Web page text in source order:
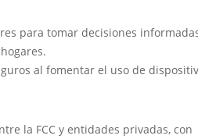
para tomar decisiones
al fomentar el uso de
la FCC y entidades privadas, con